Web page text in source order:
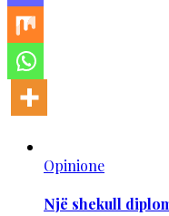
Opinione
Një shekull